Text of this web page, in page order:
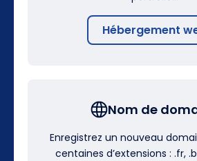
Hébergement
Nom de
Enregistrez un nouveau
centaines d’extensions : .fr,